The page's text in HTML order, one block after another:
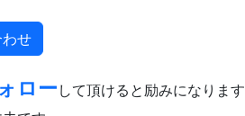
せ
ローして頂けると励みになります